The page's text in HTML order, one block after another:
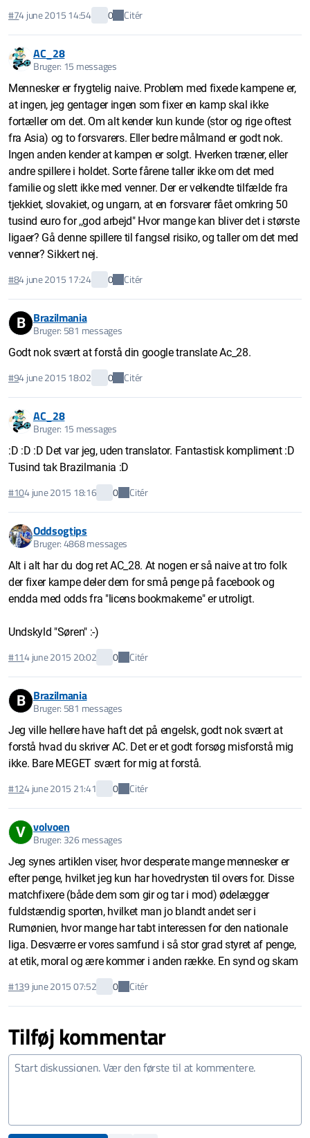
#74 june 2015 14:54 0 Citér
AC_28
Bruger: 15 messages
Mennesker er frygtelig naive. Problem med fixede kampene er,
at ingen, jeg gentager ingen som fixer en kamp skal ikke
fortæller om det. Om alt kender kun kunde (stor og rige oftest
fra Asia) og to forsvarers. Eller bedre målmand er godt nok.
Ingen anden kender at kampen er solgt. Hverken træner, eller
andre spillere i holdet. Sorte fårene taller ikke om det med
familie og slett ikke med venner. Der er velkendte tilfælde fra
tjekkiet, slovakiet, og ungarn, at en forsvarer fået omkring 50
tusind euro for ,,god arbejd" Hvor mange kan bliver det i største
ligaer? Gå denne spillere til fangsel risiko, og taller om det med
venner? Sikkert nej.
#84 june 2015 17:24 0 Citér
B Brazilmania
Bruger: 581 messages
Godt nok svært at forstå din google translate Ac_28.
#94 june 2015 18:02 0 Citér
AC_28
Bruger: 15 messages
:D :D :D Det var jeg, uden translator. Fantastisk kompliment :D
Tusind tak Brazilmania :D
#104 june 2015 18:16 0 Citér
Oddsogtips
Bruger: 4868 messages
Alt i alt har du dog ret AC_28. At nogen er så naive at tro folk
der fixer kampe deler dem for små penge på facebook og
endda med odds fra "licens bookmakerne" er utroligt.
Undskyld "Søren" :-)
#114 june 2015 20:02 0 Citér
B Brazilmania
Bruger: 581 messages
Jeg ville hellere have haft det på engelsk, godt nok svært at
forstå hvad du skriver AC. Det er et godt forsøg misforstå mig
ikke. Bare MEGET svært for mig at forstå.
#124 june 2015 21:41 0 Citér
V volvoen
Bruger: 326 messages
Jeg synes artiklen viser, hvor desperate mange mennesker er
efter penge, hvilket jeg kun har hovedrysten til overs for. Disse
matchfixere (både dem som gir og tar i mod) ødelægger
fuldstændig sporten, hvilket man jo blandt andet ser i
Rumønien, hvor mange har tabt interessen for den nationale
liga. Desværre er vores samfund i så stor grad styret af penge,
at etik, moral og ære kommer i anden række. En synd og skam
#139 june 2015 07:52 0 Citér
Tilføj kommentar